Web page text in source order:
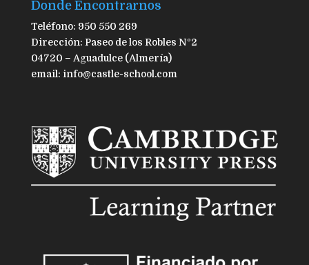
Donde Encontrarnos
Teléfono: 950 550 269
Dirección: Paseo de los Robles Nº2
04720 – Aguadulce (Almería)
email: info@castle-school.com